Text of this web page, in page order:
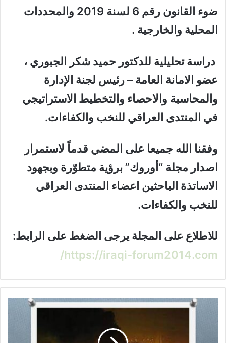
ضوء القانون رقم 6 لسنة 2019 والمحددات
المحلية والخارجية .
دراسة تحليلية للدكتور حميد شكر الجبوري ،
عضو الامانة العامة – رئيس لجنة الإدارة
والمحاسبة والاحصاء والتخطيط الاستراتيجي
في المنتدى العراقي للنخب والكفاءات.
وفقنا الله جميعا على المضي قدماً لاستمرار
اصدار مجلة “أوروك” برؤية متطوّرة وبجهود
الاساتذة الباحثين اعضاء المنتدى العراقي
للنخب والكفاءات.
للاطلاع على المجلة يرجى الضغط على الرابط:
https://iraqi-forum2014.com/